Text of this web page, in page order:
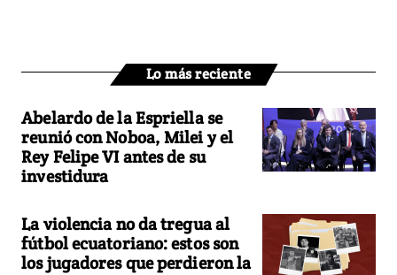
Lo más reciente
Abelardo de la Espriella se
reunió con Noboa, Milei y el
Rey Felipe VI antes de su
investidura
La violencia no da tregua al
fútbol ecuatoriano: estos son
los jugadores que perdieron la